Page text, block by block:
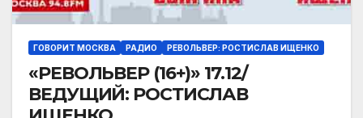
ГОВОРИТ МОСКВА РАДИО РЕВОЛЬВЕР: РОСТИСЛАВ ИЩЕНКО
«РЕВОЛЬВЕР (16+)» 17.12/
ВЕДУЩИЙ: РОСТИСЛАВ